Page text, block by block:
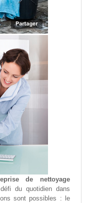
de nettoyage
du quotidien dans
sont possibles : le